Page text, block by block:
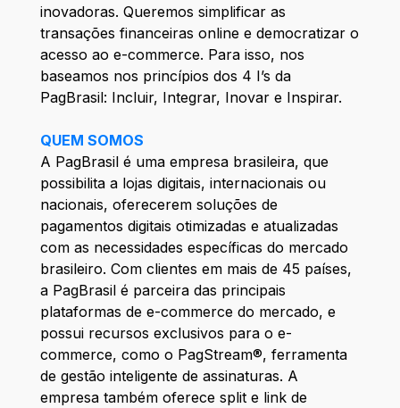
inovadoras. Queremos simplificar as
transações financeiras online e democratizar o
acesso ao e-commerce. Para isso, nos
baseamos nos princípios dos 4 I’s da
PagBrasil: Incluir, Integrar, Inovar e Inspirar.
QUEM SOMOS
A PagBrasil é uma empresa brasileira, que
possibilita a lojas digitais, internacionais ou
nacionais, oferecerem soluções de
pagamentos digitais otimizadas e atualizadas
com as necessidades específicas do mercado
brasileiro. Com clientes em mais de 45 países,
a PagBrasil é parceira das principais
plataformas de e-commerce do mercado, e
possui recursos exclusivos para o e-
commerce, como o PagStream®, ferramenta
de gestão inteligente de assinaturas. A
empresa também oferece split e link de